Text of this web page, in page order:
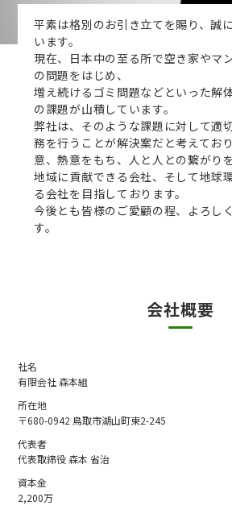
平素は格別のお引き立てを賜り、誠
います。
現在、日本中の至る所で空き家やマ
の問題をはじめ、
増え続けるゴミ問題などといった解
の課題が山積しています。
弊社は、そのような課題に対して適
務を行うことが解決案だと考えてお
意、熱意をもち、人と人との繋がり
地域に貢献できる会社、そして地球
る会社を目指しております。
今後とも皆様のご愛顧の程、よろし
す。
会社概要
社名
有限会社 森本組
所在地
〒680-0942 鳥取市湖山町東2-245
代表者
代表取締役 森本 省治
資本金
2,200万